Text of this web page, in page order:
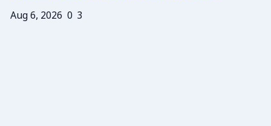
Aug 6, 2026 0 3